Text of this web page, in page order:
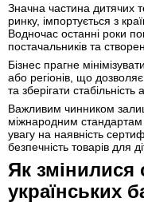
Значна частина дитячих
ринку, імпортується з
Водночас останні роки
постачальників та
Бізнес прагне
або регіонів, що
та зберігати стабільність
Важливим чинником
міжнародним стандартам
увагу на наявність
безпечність товарів для
Як змінилися
українських